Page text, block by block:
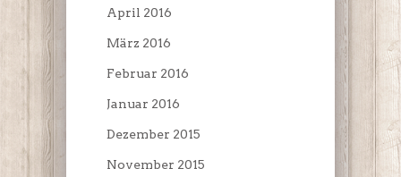
April 2016
März 2016
Februar 2016
Januar 2016
Dezember 2015
November 2015